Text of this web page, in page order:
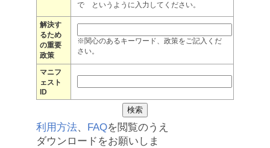
で というように入力してください。
解決す
るため
の重要
政策
※関心のあるキーワード、政策をご記入くだ
さい。
マニフ
ェスト
ID
利用方法、 FAQを閲覧のうえ
ダウンロードをお願いしま